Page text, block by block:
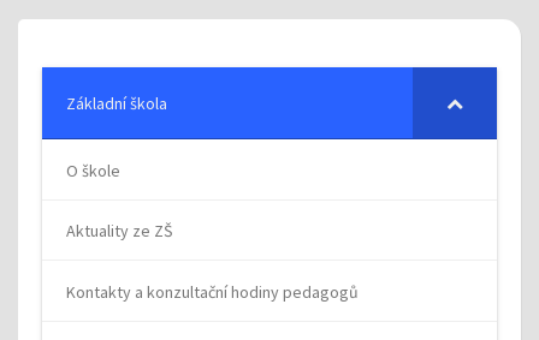
Základní škola
O škole
Aktuality ze ZŠ
Kontakty a konzultační hodiny pedagogů